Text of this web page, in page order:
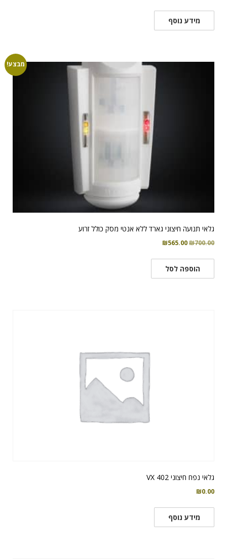
מידע נוסף
מבצע!
גלאי תנועה חיצוני גארד ללא אנטי מסק כולל זרוע
₪700.00
המחיר ₪565.00
הוספה לסל
גלאי נפח חיצוני VX 402
₪0.00
מידע נוסף